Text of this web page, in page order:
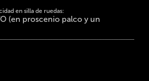
en silla de ruedas:
(en proscenio palco y un